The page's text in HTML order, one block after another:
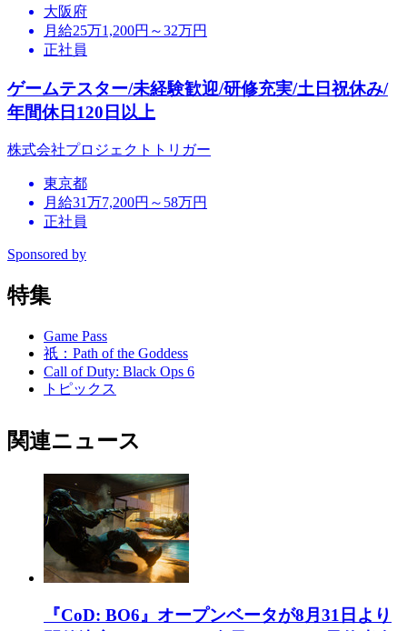
大阪府
月給25万1,200円～32万円
正社員
ゲームテスター/未経験歓迎/研修充実/土日祝休み/
年間休日120日以上
株式会社プロジェクトトリガー
東京都
月給31万7,200円～58万円
正社員
Sponsored by
特集
Game Pass
祇：Path of the Goddess
Call of Duty: Black Ops 6
トピックス
関連ニュース
『CoD: BO6』オープンベータが8月31日より